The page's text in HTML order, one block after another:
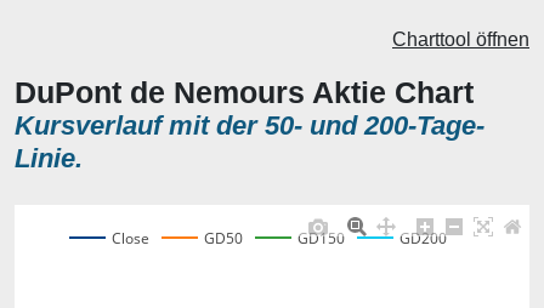
DuPont de Nemours Aktie Chart
Kursverlauf mit der 50- und 200-Tage-
Linie.
Charttool öffnen
Close GD50 GD150 GD200